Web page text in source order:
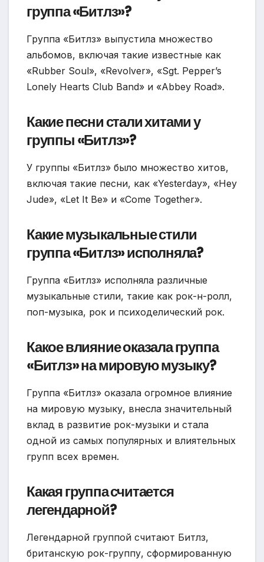
группа «Битлз»?
Группа «Битлз» выпустила множество
альбомов, включая такие известные как
«Rubber Soul», «Revolver», «Sgt. Pepper’s
Lonely Hearts Club Band» и «Abbey Road».
Какие песни стали хитами у
группы «Битлз»?
У группы «Битлз» было множество хитов,
включая такие песни, как «Yesterday», «Hey
Jude», «Let It Be» и «Come Together».
Какие музыкальные стили
группа «Битлз» исполняла?
Группа «Битлз» исполняла различные
музыкальные стили, такие как рок-н-ролл,
поп-музыка, рок и психоделический рок.
Какое влияние оказала группа
«Битлз» на мировую музыку?
Группа «Битлз» оказала огромное влияние
на мировую музыку, внесла значительный
вклад в развитие рок-музыки и стала
одной из самых популярных и влиятельных
групп всех времен.
Какая группа считается
легендарной?
Легендарной группой считают Битлз,
британскую рок-группу, сформированную